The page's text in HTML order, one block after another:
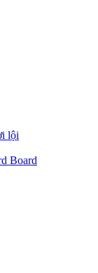
lội
Board